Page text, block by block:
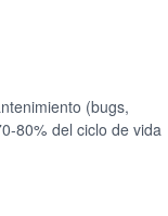
(bugs,
80% del ciclo de vida